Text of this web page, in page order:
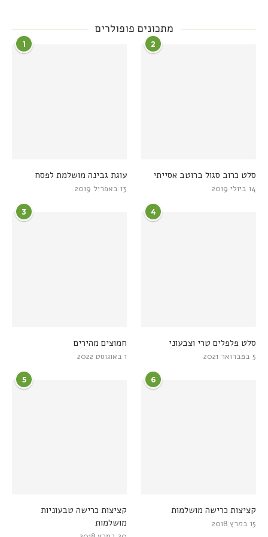
מתכונים פופולרים
1
עוגת גבינה מושלמת לפסח
13 באפריל 2019
2
סלט כרוב סגול ברוטב אסייתי
14 ביולי 2019
3
חמוצים מהירים
1 באוגוסט 2022
4
סלט פלפלים טרי וצבעוני
5 בפברואר 2021
5
קציצות כרישה טבעוניות
מושלמות
6
קציצות כרישה מושלמות
15 במרץ 2018